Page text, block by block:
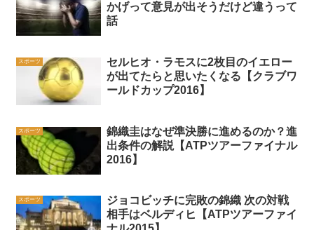
かげって意見が出そうだけど違うって
話
スポーツ
セルヒオ・ラモスに2枚目のイエロー
が出てたらと思いたくなる【クラブワ
ールドカップ2016】
スポーツ
錦織圭はなぜ準決勝に進めるのか？進
出条件の解説【ATPツアーファイナル
2016】
スポーツ
ジョコビッチに完敗の錦織 次の対戦
相手はベルディヒ【ATPツアーファイ